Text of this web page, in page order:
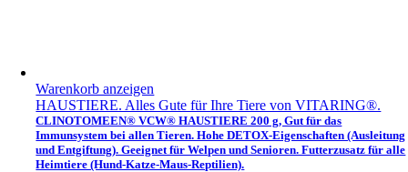
Warenkorb anzeigen
HAUSTIERE. Alles Gute für Ihre Tiere von VITARING®.
CLINOTOMEEN® VCW® HAUSTIERE 200 g, Gut für das
Immunsystem bei allen Tieren. Hohe DETOX-Eigenschaften (Ausleitung
und Entgiftung). Geeignet für Welpen und Senioren. Futterzusatz für alle
Heimtiere (Hund-Katze-Maus-Reptilien).